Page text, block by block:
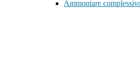
Ammontare